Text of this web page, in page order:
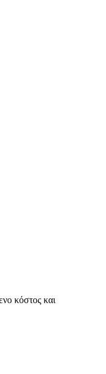
κόστος και